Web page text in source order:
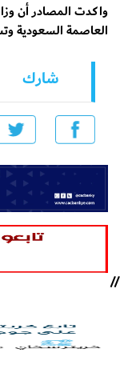
واكدت المصادر أن
العاصمة السعودية
شارك
//